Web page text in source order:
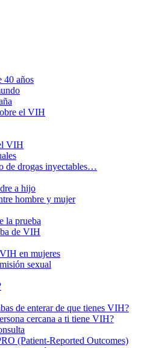
40 años
el VIH
VIH
de drogas inyectables…
a hijo
hombre y mujer
la prueba
de VIH
en mujeres
sexual
de enterar de que tienes VIH?
cercana a ti tiene VIH?
(Patient-Reported Outcomes)